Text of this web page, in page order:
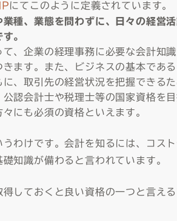
にてこのように定義されています。
種、業態を問わずに、日々の経営
。
、企業の経理事務に必要な会計知
ます。また、ビジネスの基本であ
、取引先の経営状況を把握できる
公認会計士や税理士等の国家資格を
にも必須の資格といえます。
わけです。会計を知るには、コス
知識が備わると言われています。
しておくと良い資格の一つと言える